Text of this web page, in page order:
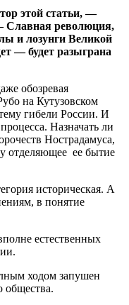
этой статьи, —
Славная революция,
и лозунги Великой
— будет разыграна
обозревая
на Кутузовском
гибели России. И
Назначать ли
Нострадамуса,
отделяющее ее бытие
историческая. А
в понятие
естественных
ходом запушен
общества.